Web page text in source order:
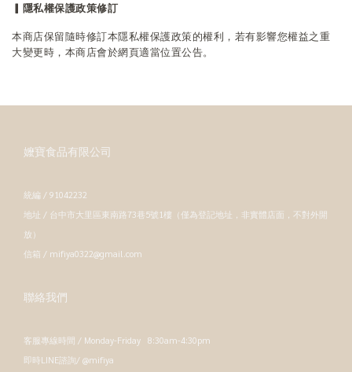
隱私權保護政策修訂
本商店保留隨時修訂本隱私權保護政策的權利，若有影響您權益之重
大變更時，本商店會於網頁適當位置公告。
嬤寶食品有限公司
統編 / 91042232
地址 / 台中市大里區東南路73巷5號1樓（僅為登記地址，非實體店面，不對外開
放）
信箱 / mifiya0322@gmail.com
聯絡我們
客服專線時間 / Monday-Friday 8:30am-4:30pm
即時LINE諮詢/ @mifiya